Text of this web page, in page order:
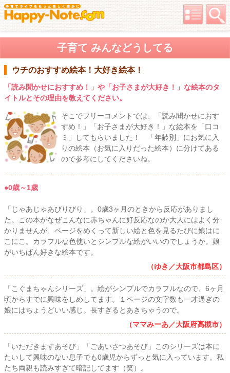
子育て みんなどうしてる
ウチのおすすめ絵本！大好き絵本！
「読み聞かせにおすすめ！」や「お子さまが大好き！」な絵本のタ
イトルとその理由を教えてください。
そこでフリーコメントでは、「読み聞かせにおす
すめ！」「お子さまが大好き！」な絵本を「口コ
ミ」してもらいました！ 「年齢別」にお気に入
りの絵本（お気に入りだった絵本）に分けてある
ので参考にしてくださいね。
●0歳～1歳
「じゃあじゃあびりびり」。0歳3ヶ月のときから反応がありまし
た。この本がなぜこんなに赤ちゃんに好反応なのか大人にはよく分
かりませんが、ページをめくって新しい絵と色を見るたびに娘はに
こにこ。カラフルな色使いとシンプルな絵がいいのでしょうか。娘
がいちばん好きな絵本です。
（ゆき／大阪市都島区）
「こぐまちゃんシリーズ」。絵がシンプルでカラフルなので、6ヶ月
頃からすでに興味をしめしてます。１ページの文字数も一才過ぎの
娘にはちょうどいい感じ。長すぎるとあきちゃうので。
（ママみーあ／大阪府高槻市）
「いただきますあそび」「ごあいさつあそび」このシリーズは本に
たいして興味のない息子でも0歳児からずっと気に入っています。私
たち両親も読みすぎて暗記してます（笑）。